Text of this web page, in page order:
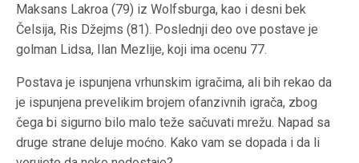
Maksans Lakroa (79) iz Wolfsburga, kao i desni bek
Čelsija, Ris Džejms (81). Poslednji deo ove postave je
golman Lidsa, Ilan Mezlije, koji ima ocenu 77.
Postava je ispunjena vrhunskim igračima, ali bih rekao da
je ispunjena prevelikim brojem ofanzivnih igrača, zbog
čega bi sigurno bilo malo teže sačuvati mrežu. Napad sa
druge strane deluje moćno. Kako vam se dopada i da li